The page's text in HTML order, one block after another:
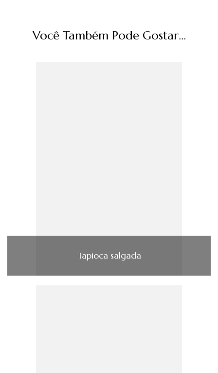
Você Também Pode Gostar...
Tapioca salgada